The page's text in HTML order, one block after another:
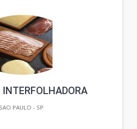
INTERFOLHADORA
PAULO - SP